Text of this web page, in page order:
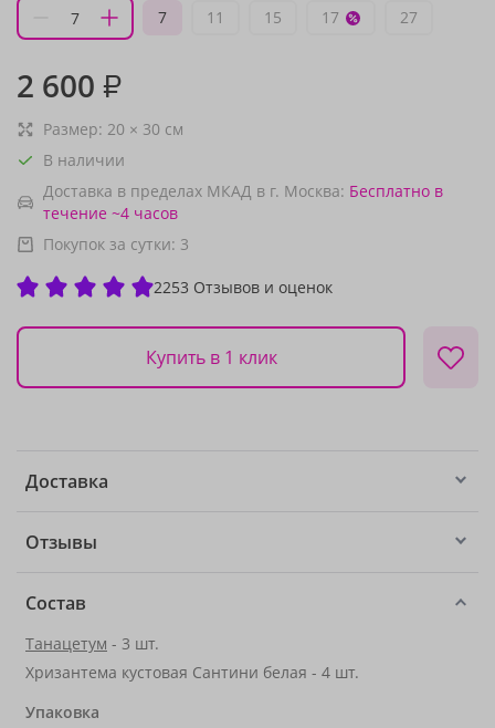
7 11 15 17 27
2 600 ₽
Размер: 20 × 30 см
В наличии
Доставка в пределах МКАД в г. Москва: Бесплатно в
течение ~4 часов
Покупок за сутки: 3
2253 Отзывов и оценок
Купить в 1 клик
Доставка
Отзывы
Состав
Танацетум - 3 шт.
Хризантема кустовая Сантини белая - 4 шт.
Упаковка